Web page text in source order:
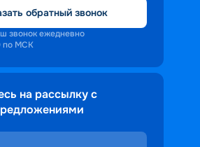
обратный звонок
звонок ежедневно
по МСК
на рассылку с